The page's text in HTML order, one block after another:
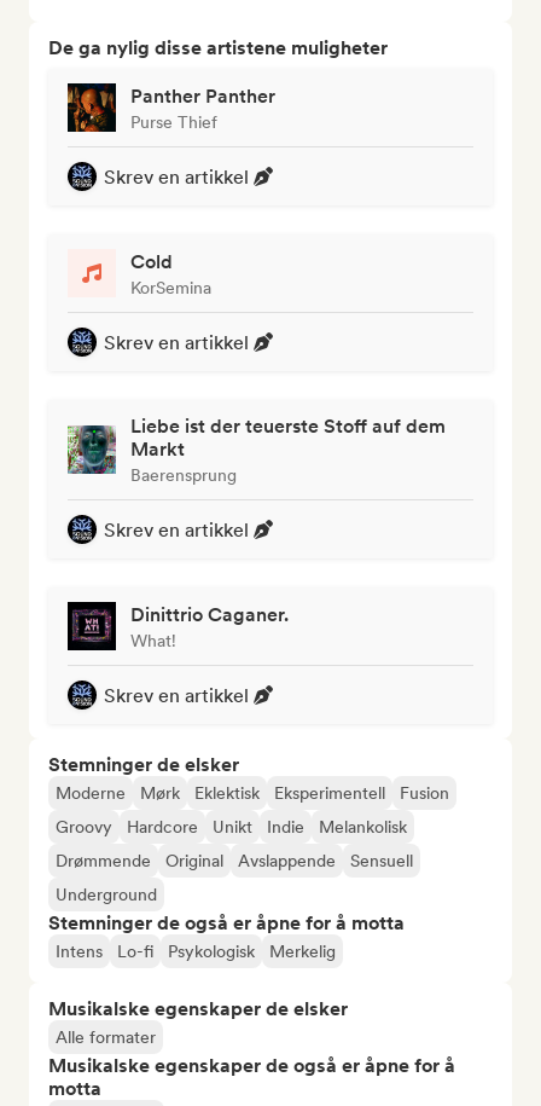
De ga nylig disse artistene muligheter
Panther Panther
Purse Thief
Skrev en artikkel
Cold
KorSemina
Skrev en artikkel
Liebe ist der teuerste Stoff auf dem
Markt
Baerensprung
Skrev en artikkel
Dinittrio Caganer.
What!
Skrev en artikkel
Stemninger de elsker
Moderne Mørk Eklektisk Eksperimentell
Fusion
Groovy
Hardcore Unikt Indie
Melankolisk
Drømmende
Original Avslappende
Sensuell
Underground
Stemninger de også er åpne for å motta
Intens Lo-fi Psykologisk Merkelig
Musikalske egenskaper de elsker
Alle formater
Musikalske egenskaper de også er åpne for å
motta